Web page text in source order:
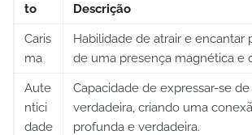
to
Descrição
Caris
ma
Habilidade de atrair e encantar
de uma presença magnética e
Aute
ntici
dade
Capacidade de expressar-se
verdadeira, criando uma
profunda e verdadeira.